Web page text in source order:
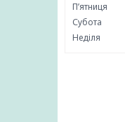
Пʼятниця
Субота
Неділя